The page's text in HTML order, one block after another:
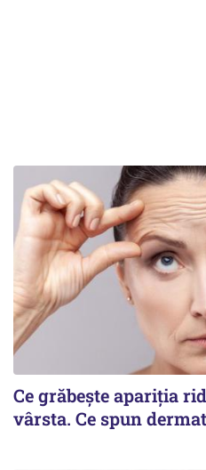
Ce grăbește apariția
vârsta. Ce spun